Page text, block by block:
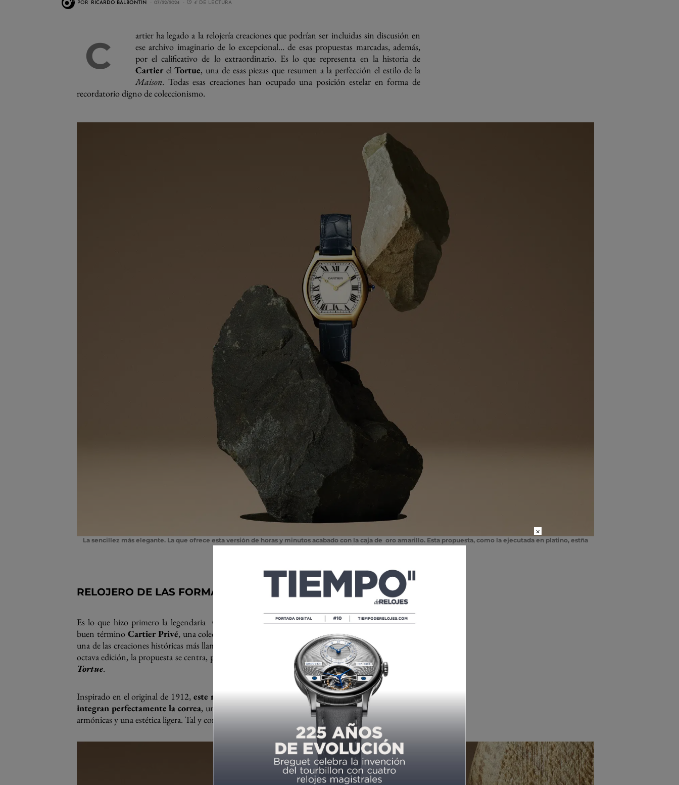
POR RICARDO BALBONTÍN 07/22/2024 4' DE LECTURA
C
artier ha legado a la relojería creaciones que podrían ser incluidas sin discusión en
ese archivo imaginario de lo excepcional… de esas propuestas marcadas, además,
por el calificativo de lo extraordinario. Es lo que representa en la historia de
CartierelTortue, una de esas piezas que resumen a la perfección el estilo de la
Maison. Todas esas creaciones han ocupado una posición estelar en forma de
recordatorio digno de coleccionismo.
La sencillez más elegante. La que ofrece esta versión de horas y minutos acabado con la caja de oro amarillo. Esta propuesta, como la ejecutada en platino, estña
limitada a 200 unidades.
RELOJERO DE LAS FORMAS
Es lo que hizo primero la legendaria CPCP (Collection Privée Cartier Paris), y ahora lleva a
buen término Cartier Privé, una colección donde el relojero de las formas hace hueco cada año a
una de las creaciones históricas más llamativas y también más deseadas por los coleccionistas. En su
octava edición, la propuesta se centra, precisamente, en una de sus creaciones más espectaculares: el
Tortue.
Inspirado en el original de 1912, este nuevo Tortue se caracteriza por unas asas alargadas que
integran perfectamente la correa, un perfil tan sencillo como depurado, cuyo resultado es líneas
armónicas y una estética ligera. Tal y como también lucía aquel primer reloj.
×